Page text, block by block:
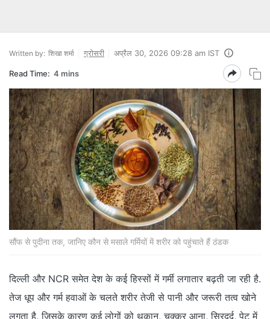
Written by: शिखा शर्मा ग्रोसरी अप्रैल 30, 2026 09:28 am IST
Read Time: 4 mins
सौंफ से पुदीना तक, जानिए कौन से मसाले गर्मियों में शरीर को पहुंचाते हैं ठंडक
दिल्ली और NCR समेत देश के कई हिस्सों में गर्मी लगातार बढ़ती जा रही है.
तेज धूप और गर्म हवाओं के चलते शरीर तेजी से पानी और जरूरी तत्व खोने
लगता है, जिसके कारण कई लोगों को थकान, चक्कर आना, सिरदर्द, पेट में